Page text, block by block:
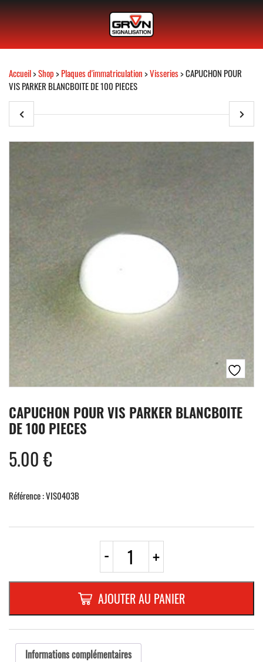
Accueil>Shop>Plaques d'immatriculation>Visseries> CAPUCHON POUR
VIS PARKER BLANCBOITE DE 100 PIECES
CAPUCHON POUR VIS PARKER BLANCBOITE
DE 100 PIECES
5.00€
Référence : VIS0403B
- quantité
CAPUCHON
POUR
VIS
PARKER
BLANCBOITE
DE
100
PIECES
+
AJOUTER AU PANIER
Informations complémentaires